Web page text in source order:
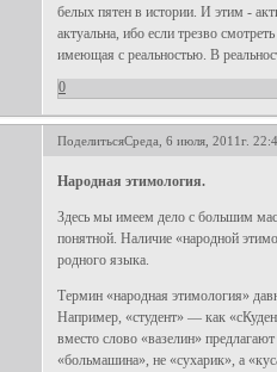
белых пятен в истории. И этим -
актуальна, ибо если трезво
имеющая с реальностью. В
0
ПоделитьсяСреда, 6 июля, 2011г.
Народная этимология.
Здесь мы имеем дело с большим
понятной. Наличие «народной
родного языка.
Термин «народная этимология»
Например, «студент» — как
вместо слово «вазелин»
«больмашина», не «сухарик», а